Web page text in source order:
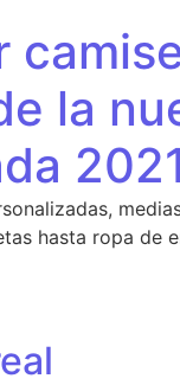
la
hasta ropa de